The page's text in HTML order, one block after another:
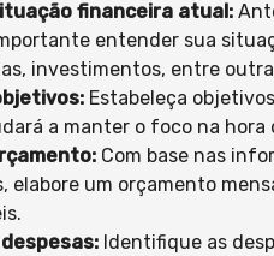
financeira atual:
entender sua
investimentos, entre
Estabeleça
a manter o foco na
Com base nas
elabore um orçamento
Identifique as